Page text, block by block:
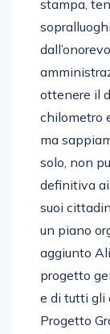
stampa,
ottenere il
chilometro
ma
solo, non
definitiva
suoi
un piano
aggiunto
progetto
e di tutti gli
Progetto